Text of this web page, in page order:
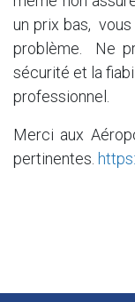
un prix bas,
problème. Ne
sécurité et la
professionnel.
Merci aux
pertinentes.